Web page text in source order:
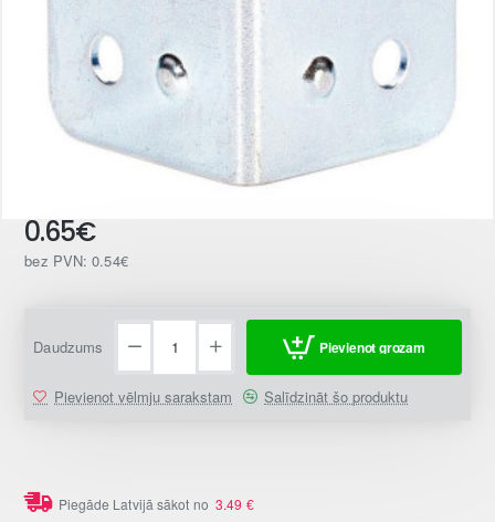
0.65€
bez PVN: 0.54€
Daudzums Pievienot grozam
Pievienot vēlmju sarakstam Salīdzināt šo produktu
Piegāde Latvijā sākot no3.49 €